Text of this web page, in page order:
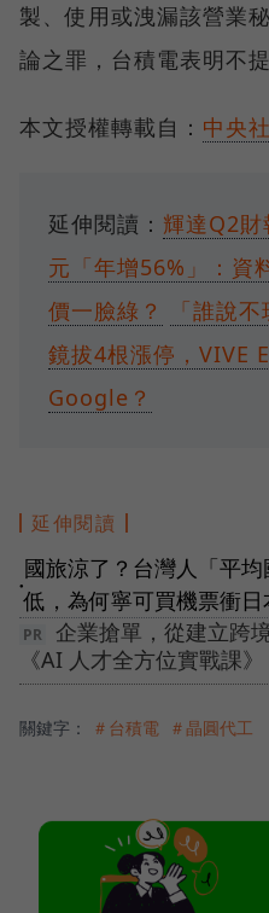
製、使用或洩漏該營業
論之罪，台積電表明不
本文授權轉載自： 中央社
延伸閱讀： 輝達Q2
元「年增56%」：資
價一臉綠？
「誰說
鏡拔4根漲停，VIVE
Google？
延伸閱讀
●
國旅涼了？台灣人「平
低，為何寧可買機票衝
企業搶單，從建立跨
《AI 人才全方位實戰課》
關鍵字： ＃台積電 ＃晶圓代工